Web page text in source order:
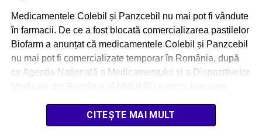
Medicamentele Colebil și Panzcebil nu mai pot fi vândute
în farmacii. De ce a fost blocată comercializarea pastilelor
Biofarm a anunțat că medicamentele Colebil și Panzcebil
nu mai pot fi comercializate temporar în România, după
ce Agenția Națională a Medicamentului și a Dispozitivelor
CITEȘTE MAI MULT